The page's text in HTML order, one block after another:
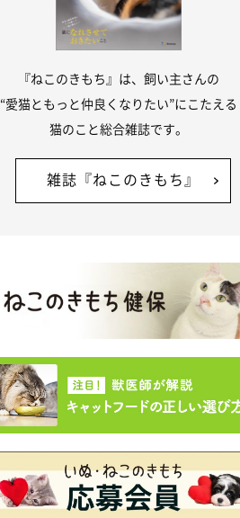
『ねこのきもち』は、飼い主さんの
“愛猫ともっと仲良くなりたい”にこたえる
猫のこと総合雑誌です。
雑誌『ねこのきもち』